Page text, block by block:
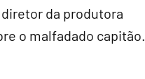
da produtora
o malfadado capitão.